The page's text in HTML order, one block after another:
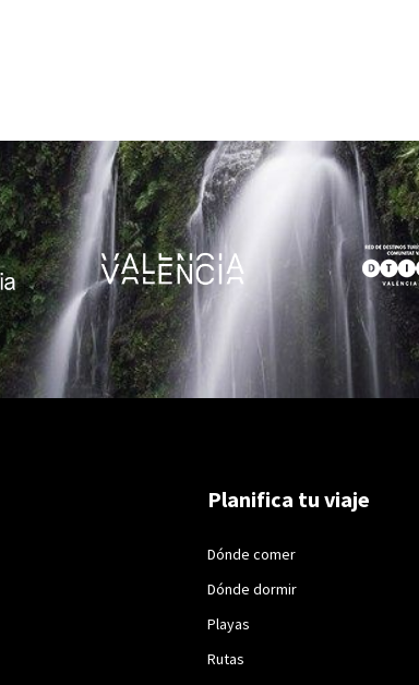
Planifica tu viaje
Dónde comer
Dónde dormir
Playas
Rutas